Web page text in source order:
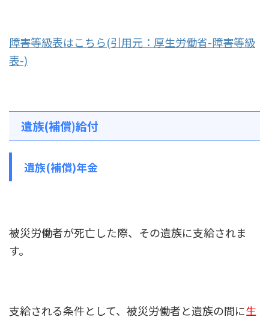
障害等級表はこちら(引用元：厚生労働省-障害等級
表-)
遺族(補償)給付
遺族(補償)年金
被災労働者が死亡した際、その遺族に支給されま
す。
支給される条件として、被災労働者と遺族の間に生